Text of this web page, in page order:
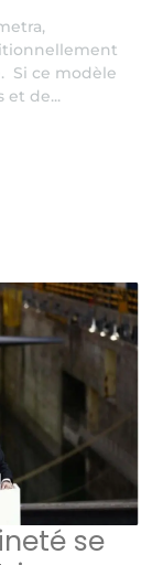
Si ce modèle
et de...
se